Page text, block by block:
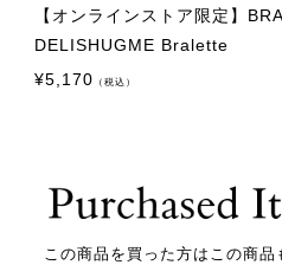
【オンラインストア限定】
DELISHUGME Bralette
¥5,170 （税込）
この商品を買った方はこの商品